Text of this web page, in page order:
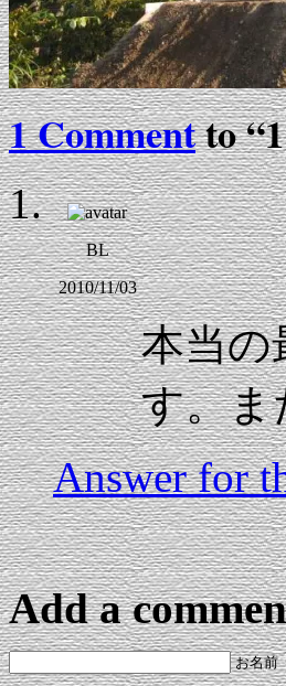
1 Commentto
BL
2010/11/03
本当の
す。ま
Answer for
Add a
お名前